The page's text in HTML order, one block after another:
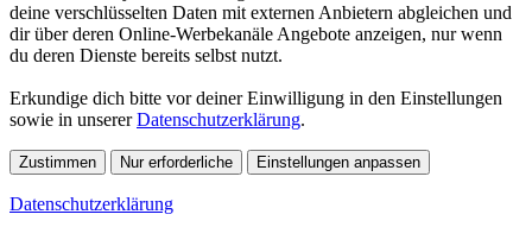
deine verschlüsselten Daten mit externen Anbietern abgleichen und
dir über deren Online-Werbekanäle Angebote anzeigen, nur wenn
du deren Dienste bereits selbst nutzt.
Erkundige dich bitte vor deiner Einwilligung in den Einstellungen
sowie in unsererDatenschutzerklärung.
Zustimmen Nur erforderliche Einstellungen anpassen
Datenschutzerklärung